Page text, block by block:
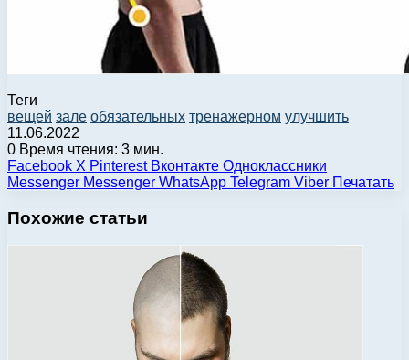
Теги
вещей зале обязательных тренажерном улучшить
11.06.2022
0 Время чтения: 3 мин.
Facebook X Pinterest Вконтакте Одноклассники
Messenger Messenger WhatsApp Telegram Viber Печатать
Похожие статьи